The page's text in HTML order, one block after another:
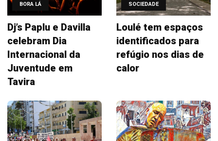
BORA LÁ
Dj’s Paplu e Davilla
celebram Dia
Internacional da
Juventude em
Tavira
SOCIEDADE
Loulé tem espaços
identificados para
refúgio nos dias de
calor